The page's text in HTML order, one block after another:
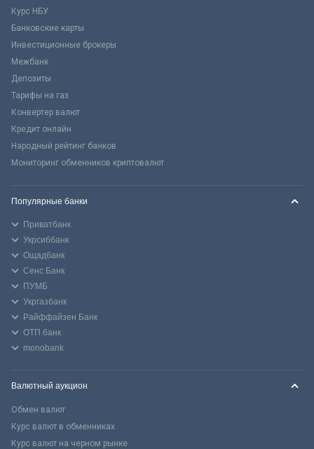
Курс НБУ
Банковские карты
Инвестиционные брокеры
Межбанк
Депозиты
Тарифы на газ
Конвертер валют
Кредит онлайн
Народный рейтинг банков
Мониторинг обменников криптовалют
Популярные банки
Приватбанк
Укрсиббанк
Ощадбанк
Сенс Банк
ПУМБ
Укргазбанк
Райффайзен Банк
ОТП банк
monobank
Валютный аукцион
Обмен валют
Курс валют в обменниках
Курс валют на черном рынке